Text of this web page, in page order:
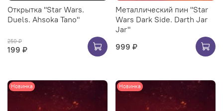
Открытка "Star Wars.
Duels. Ahsoka Tano"
250 ₽
199 ₽
Металлический пин "Star
Wars Dark Side. Darth Jar
Jar"
999 ₽
Новинка Новинка